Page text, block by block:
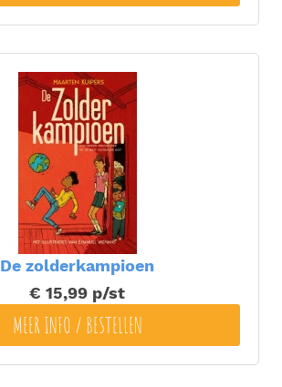
De zolderkampioen
€ 15,99 p/st
MEER INFO / BESTELLEN